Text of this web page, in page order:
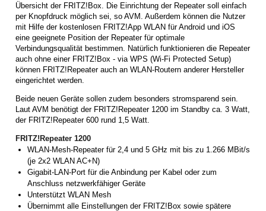
Übersicht der FRITZ!Box. Die Einrichtung der Repeater soll einfach
per Knopfdruck möglich sei, so AVM. Außerdem können die Nutzer
mit Hilfe der kostenlosen FRITZ!App WLAN für Android und iOS
eine geeignete Position der Repeater für optimale
Verbindungsqualität bestimmen. Natürlich funktionieren die Repeater
auch ohne einer FRITZ!Box - via WPS (Wi-Fi Protected Setup)
können FRITZ!Repeater auch an WLAN-Routern anderer Hersteller
eingerichtet werden.
Beide neuen Geräte sollen zudem besonders stromsparend sein.
Laut AVM benötigt der FRITZ!Repeater 1200 im Standby ca. 3 Watt,
der FRITZ!Repeater 600 rund 1,5 Watt.
FRITZ!Repeater 1200
WLAN-Mesh-Repeater für 2,4 und 5 GHz mit bis zu 1.266 MBit/s
(je 2x2 WLAN AC+N)
Gigabit-LAN-Port für die Anbindung per Kabel oder zum
Anschluss netzwerkfähiger Geräte
Unterstützt WLAN Mesh
Übernimmt alle Einstellungen der FRITZ!Box sowie spätere